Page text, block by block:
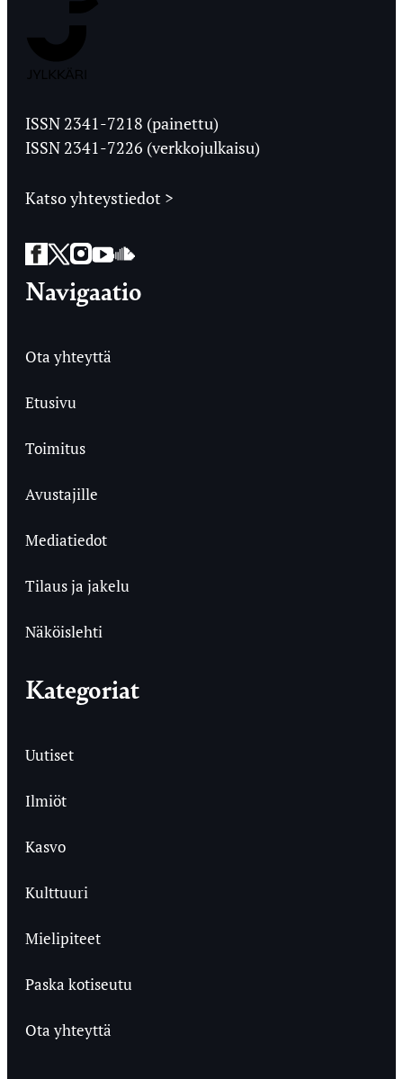
Ylioppilaslehti
ISSN 2341-7218 (painettu)
ISSN 2341-7226 (verkkojulkaisu)
Katso yhteystiedot >
Facebook
Twitter
Instagram
YouTube
SoundCloud
Navigaatio
Ota yhteyttä
Etusivu
Toimitus
Avustajille
Mediatiedot
Tilaus ja jakelu
Näköislehti
Kategoriat
Uutiset
Ilmiöt
Kasvo
Kulttuuri
Mielipiteet
Paska kotiseutu
Ota yhteyttä